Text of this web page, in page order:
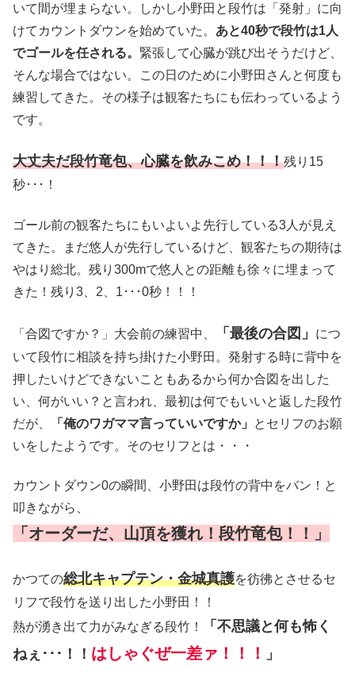
いて間が埋まらない。しかし小野田と段竹は「発射」に向
けてカウントダウンを始めていた。 あと40秒で段竹は1人
でゴールを任される。 緊張して心臓が跳び出そうだけど、
そんな場合ではない。この日のために小野田さんと何度も
練習してきた。その様子は観客たちにも伝わっているよう
です。
大丈夫だ段竹竜包、心臓を飲みこめ！！！残り15
秒･･･！
ゴール前の観客たちにもいよいよ先行している3人が見え
てきた。まだ悠人が先行しているけど、観客たちの期待は
やはり総北。残り300mで悠人との距離も徐々に埋まって
きた！残り3、2、1･･･0秒！！！
「合図ですか？」大会前の練習中、 「最後の合図」
につ
いて段竹に相談を持ち掛けた小野田。発射する時に背中を
押したいけどできないこともあるから何か合図を出した
い、何がいい？と言われ、最初は何でもいいと返した段竹
だが、
「俺のワガママ言っていいですか」
とセリフのお願
いをしたようです。そのセリフとは・・・
カウントダウン0の瞬間、小野田は段竹の背中をバン！と
叩きながら、
「オーダーだ、山頂を獲れ！段竹竜包！！」
かつての総北キャプテン・金城真護を彷彿とさせるセ
リフで段竹を送り出した小野田！！
熱が湧き出て力がみなぎる段竹！
「不思議と何も怖く
ねぇ･･･！！ はしゃぐぜ一差ァ！！！ 」